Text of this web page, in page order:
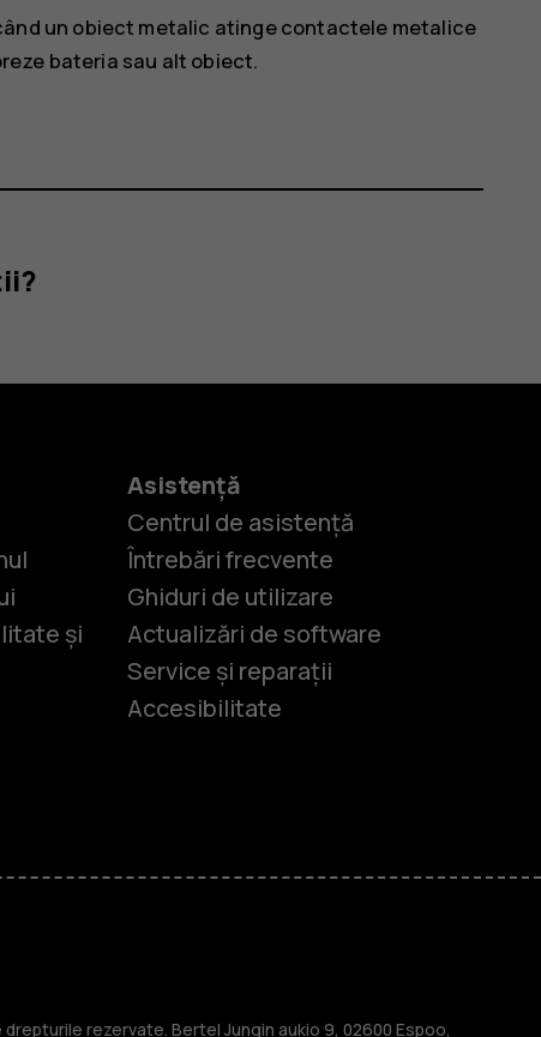
uri
un obiect metalic atinge contactele metalice
bateria sau alt obiect.
și
Asistență
Centrul de asistență
Întrebări frecvente
Ghiduri de utilizare
Actualizări de software
Service și reparații
Accesibilitate
rezervate. Bertel Jungin aukio 9, 02600 Espoo,